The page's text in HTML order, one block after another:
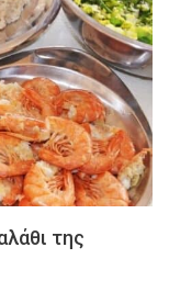
της